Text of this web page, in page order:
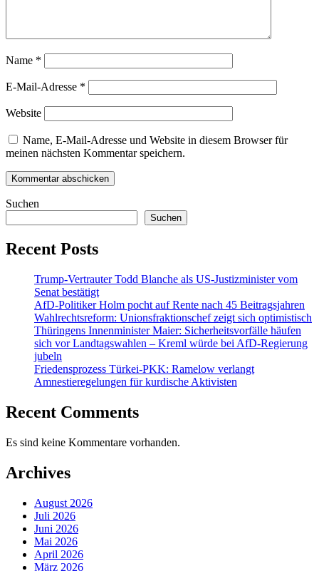
Name *
E-Mail-Adresse *
Website
Name, E-Mail-Adresse und Website in diesem Browser für
meinen nächsten Kommentar speichern.
Suchen
Suchen
Recent Posts
Trump-Vertrauter Todd Blanche als US-Justizminister vom
Senat bestätigt
AfD-Politiker Holm pocht auf Rente nach 45 Beitragsjahren
Wahlrechtsreform: Unionsfraktionschef zeigt sich optimistisch
Thüringens Innenminister Maier: Sicherheitsvorfälle häufen
sich vor Landtagswahlen – Kreml würde bei AfD-Regierung
jubeln
Friedensprozess Türkei-PKK: Ramelow verlangt
Amnestieregelungen für kurdische Aktivisten
Recent Comments
Es sind keine Kommentare vorhanden.
Archives
August 2026
Juli 2026
Juni 2026
Mai 2026
April 2026
März 2026